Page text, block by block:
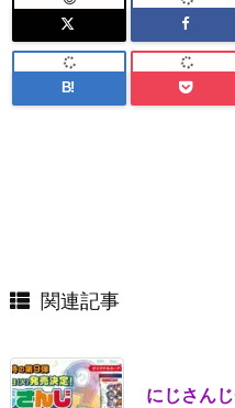
B!
関連記事
にじさん